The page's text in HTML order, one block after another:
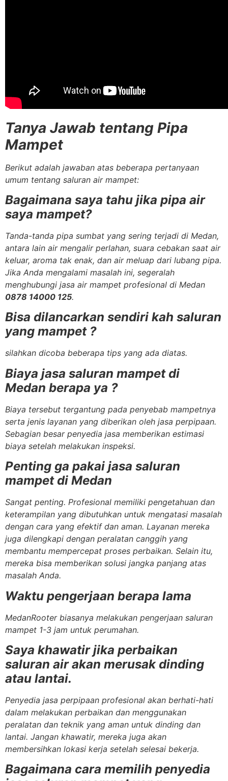
Tanya Jawab tentang Pipa
Mampet
Berikut adalah jawaban atas beberapa pertanyaan
umum tentang saluran air mampet:
Bagaimana saya tahu jika pipa air
saya mampet?
Tanda-tanda pipa sumbat yang sering terjadi di Medan,
antara lain air mengalir perlahan, suara cebakan saat air
keluar, aroma tak enak, dan air meluap dari lubang pipa.
Jika Anda mengalami masalah ini, segeralah
menghubungi jasa air mampet profesional di Medan
0878 14000 125.
Bisa dilancarkan sendiri kah saluran
yang mampet ?
silahkan dicoba beberapa tips yang ada diatas.
Biaya jasa saluran mampet di
Medan berapa ya ?
Biaya tersebut tergantung pada penyebab mampetnya
serta jenis layanan yang diberikan oleh jasa perpipaan.
Sebagian besar penyedia jasa memberikan estimasi
biaya setelah melakukan inspeksi.
Penting ga pakai jasa saluran
mampet di Medan
Sangat penting. Profesional memiliki pengetahuan dan
keterampilan yang dibutuhkan untuk mengatasi masalah
dengan cara yang efektif dan aman. Layanan mereka
juga dilengkapi dengan peralatan canggih yang
membantu mempercepat proses perbaikan. Selain itu,
mereka bisa memberikan solusi jangka panjang atas
masalah Anda.
Waktu pengerjaan berapa lama
MedanRooter biasanya melakukan pengerjaan saluran
mampet 1-3 jam untuk perumahan.
Saya khawatir jika perbaikan
saluran air akan merusak dinding
atau lantai.
Penyedia jasa perpipaan profesional akan berhati-hati
dalam melakukan perbaikan dan menggunakan
peralatan dan teknik yang aman untuk dinding dan
lantai. Jangan khawatir, mereka juga akan
membersihkan lokasi kerja setelah selesai bekerja.
Bagaimana cara memilih penyedia